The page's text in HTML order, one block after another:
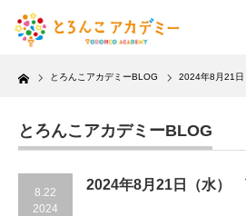
Home とろんこアカデミーBLOG 2024年8月21
とろんこアカデミーBLOG
8.22
2024
2024年8月21日（水）